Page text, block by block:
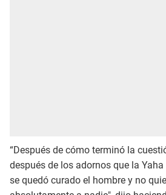
“Después de cómo terminó la
después de los adornos que la
se quedó curado el hombre y no